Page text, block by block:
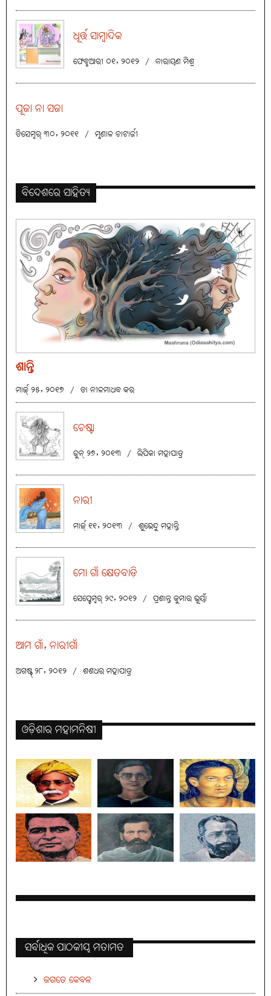
ଧୂର୍ତ୍ତ ସାମ୍ବାଦିକ
ଫେବୃଆରୀ ୦୧, ୨୦୧୨ / ନାରାୟଣ ମିଶ୍ର
ପୂଜା ନା ସଜା
ଡିସେମ୍ବର୍ ୩୦, ୨୦୧୧ / ମୃଣାଳ ଚାଟାର୍ଜୀ
ବିଦେଶରେ ସାହିତ୍ୟ
ଶାନ୍ତି
ମାର୍ଚ୍ଚ୍ ୨୫, ୨୦୧୭ / ଡା ନୀଳମାଧବ କର
ଚେଷ୍ଟା
ଜୁନ୍ ୨୭, ୨୦୧୩ / ଲିପିକା ମହାପାତ୍ର
ନାରୀ
ମାର୍ଚ୍ଚ୍ ୧୧, ୨୦୧୩ / ଶୁଭେନ୍ଦୁ ମହାନ୍ତି
ମୋ ଗାଁ କ୍ଷେତବାଡ଼ି
ସେପ୍ଟେମ୍ବର୍ ୨୯, ୨୦୧୨ / ପ୍ରଶାନ୍ତ କୁମାର ଭୂୟାଁ
ଆମ ଗାଁ, ନାରୀଗାଁ
ଅଗଷ୍ଟ୍ ୨୮, ୨୦୧୨ / ଶଶଧର ମହାପାତ୍ର
ଓଡ଼ିଶାର ମହାମନିଷୀ
ସର୍ବାଧିକ ପାଠକୀୟ ମତାମତ
ଜଗତେ କେବଳ